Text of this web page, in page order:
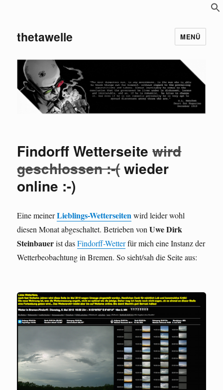
thetawelle MENÜ
Findorff Wetterseitewird
geschlossen :-(wieder
online :-)
Eine meinerLieblings-Wetterseitenwird leider wohl
diesen Monat abgeschaltet. Betrieben vonUwe Dirk
Steinbauerist dasFindorff-Wetterfür mich eine Instanz der
Wetterbeobachtung in Bremen. So sieht/sah die Seite aus: